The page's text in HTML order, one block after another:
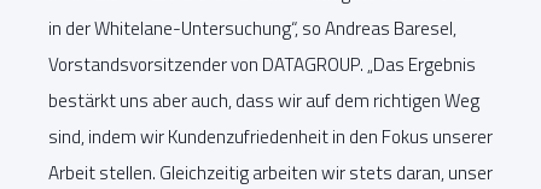
in der Whitelane-Untersuchung“, so Andreas Baresel,
Vorstandsvorsitzender von DATAGROUP. „Das Ergebnis
bestärkt uns aber auch, dass wir auf dem richtigen Weg
sind, indem wir Kundenzufriedenheit in den Fokus unserer
Arbeit stellen. Gleichzeitig arbeiten wir stets daran, unser